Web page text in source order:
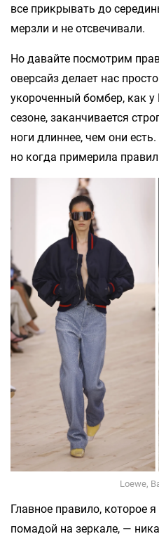
все прикрывать до
мерзли и не отсвечивали.
Но давайте посмотрим
оверсайз делает нас
укороченный бомбер, как
сезоне, заканчивается
ноги длиннее, чем они
но когда примерила
Loewe,
Главное правило, которое
помадой на зеркале, —